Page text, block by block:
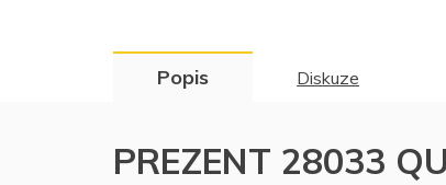
Popis Diskuze
PREZENT 28033